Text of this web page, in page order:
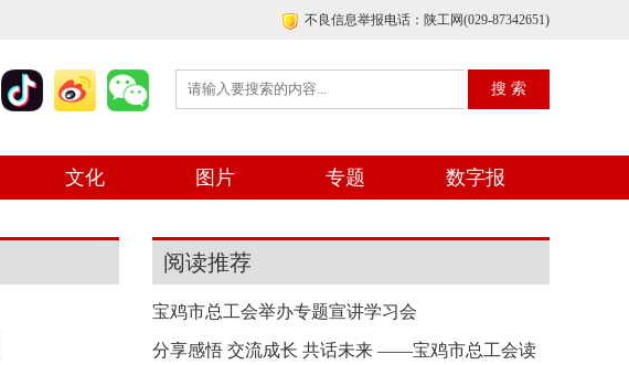
不良信息举报电话：陕工网(029-87342651)
文化 图片 专题 数字报
阅读推荐
宝鸡市总工会举办专题宣讲学习会
分享感悟 交流成长 共话未来 ——宝鸡市总工会读